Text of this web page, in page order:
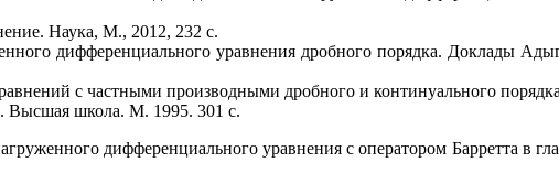
Наука, М., 2012, 232 с.
дифференциального уравнения дробного порядка. Доклады
с частными производными дробного и континуального
Высшая школа. М. 1995. 301 с.
дифференциального уравнения с оператором Барретта